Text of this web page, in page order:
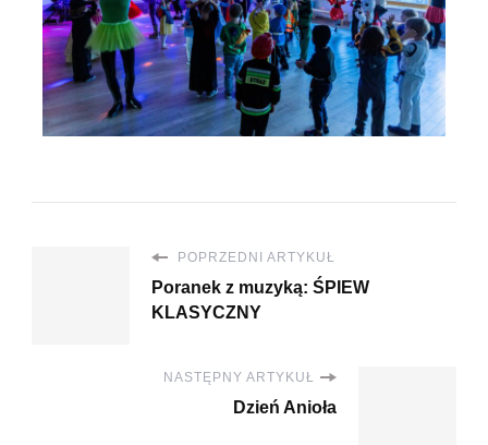
POPRZEDNI ARTYKUŁ
Poranek z muzyką: ŚPIEW
KLASYCZNY
NASTĘPNY ARTYKUŁ
Dzień Anioła